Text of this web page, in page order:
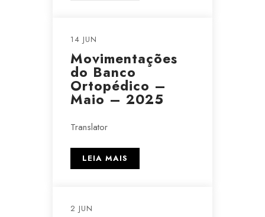
14 JUN
Movimentações
do Banco
Ortopédico –
Maio – 2025
Translator
LEIA MAIS
2 JUN